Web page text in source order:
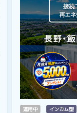
運用中 インカム型